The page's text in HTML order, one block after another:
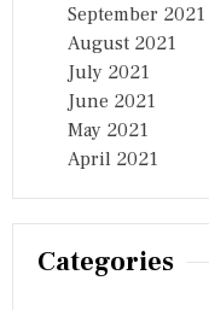
September 2021
August 2021
July 2021
June 2021
May 2021
April 2021
Categories